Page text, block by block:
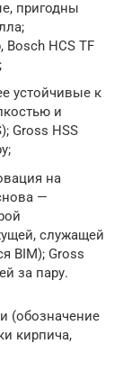
пригодны
Bosch HCS TF
устойчивые к
и
Gross HSS
на
—
служащей
BIM); Gross
за пару.
(обозначение
кирпича,